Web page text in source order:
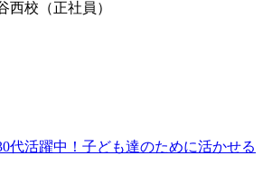
校（正社員）
代活躍中！子ども達のために活かせる